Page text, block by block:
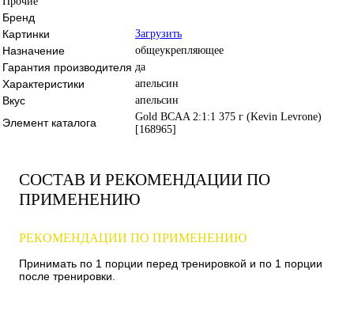
Бренд
Картинки
Загрузить
Назначение общеукрепляющее
Гарантия производителя да
Характеристики апельсин
Вкус апельсин
Элемент каталога
Gold BCAA 2:1:1 375 г (Kevin Levrone)
[168965]
СОСТАВ И РЕКОМЕНДАЦИИ ПО
ПРИМЕНЕНИЮ
РЕКОМЕНДАЦИИ ПО ПРИМЕНЕНИЮ
Принимать по 1 порции перед тренировкой и по 1 порции
после тренировки.